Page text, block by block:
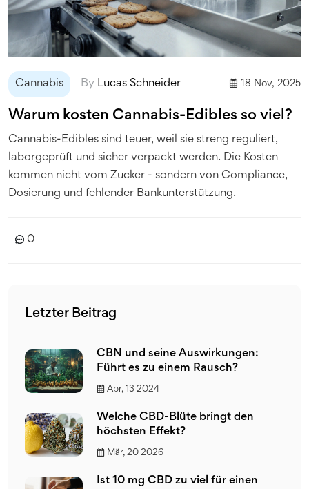
Cannabis By Lucas Schneider 18 Nov, 2025
Warum kosten Cannabis-Edibles so viel?
Cannabis-Edibles sind teuer, weil sie streng reguliert,
laborgeprüft und sicher verpackt werden. Die Kosten
kommen nicht vom Zucker - sondern von Compliance,
Dosierung und fehlender Bankunterstützung.
0
Letzter Beitrag
CBN und seine Auswirkungen:
Führt es zu einem Rausch?
Apr, 13 2024
Welche CBD-Blüte bringt den
höchsten Effekt?
Mär, 20 2026
Ist 10 mg CBD zu viel für einen